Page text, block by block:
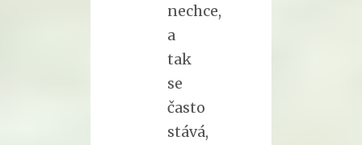
nechce,
a
tak
se
často
stává,